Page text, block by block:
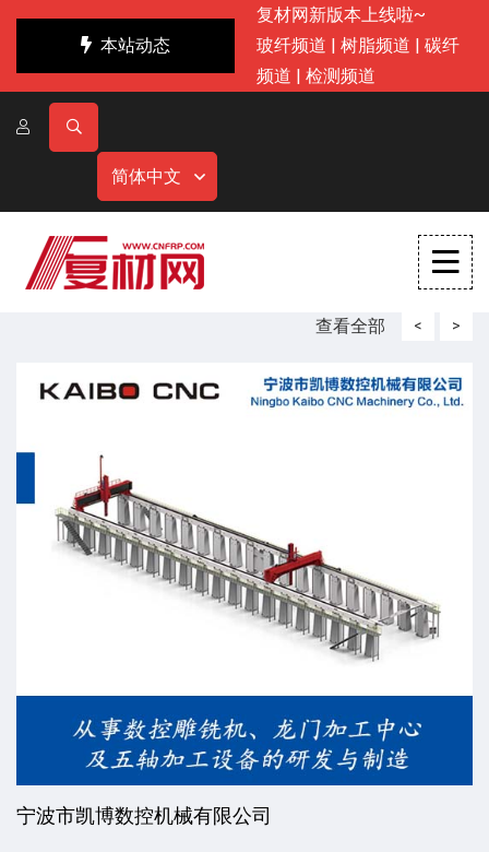
本站动态
复材网新版本上线啦~
玻纤频道 | 树脂频道 | 碳纤
频道 | 检测频道
简体中文
查看全部 <
宁波市凯博数控机械有限公司
>